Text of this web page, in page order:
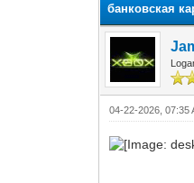
банковская
04-22-2026, 07:35